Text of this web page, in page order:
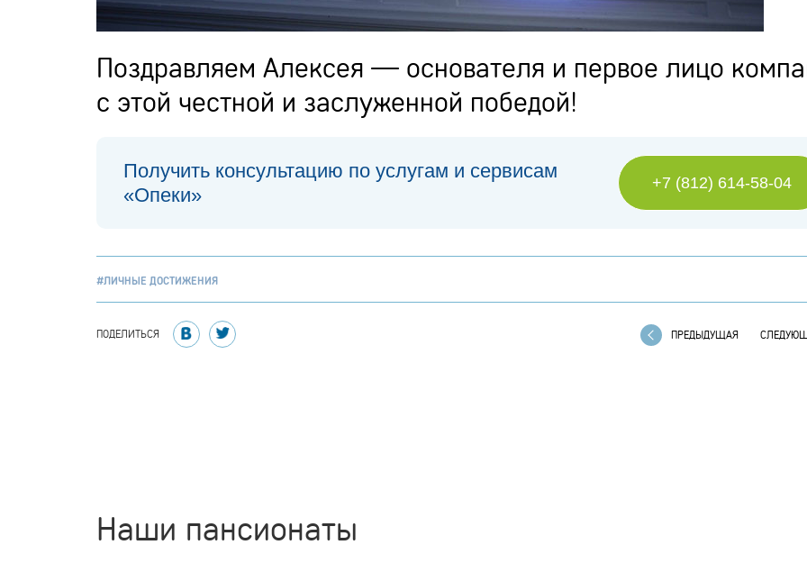
Поздравляем Алексея — основателя и первое лицо
с этой честной и заслуженной победой!
Получить консультацию по услугам и сервисам
«Опеки»
+7 (812) 614-58-04
#ЛИЧНЫЕ ДОСТИЖЕНИЯ
ПОДЕЛИТЬСЯ ПРЕДЫДУЩАЯ
Наши пансионаты